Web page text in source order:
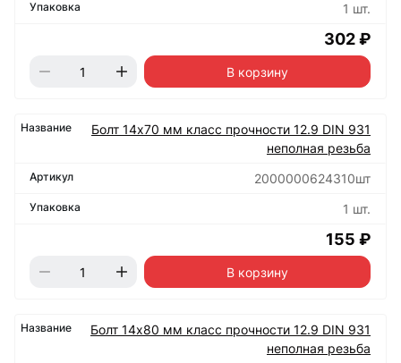
1 шт.
302 ₽
В корзину
Болт 14х70 мм класс прочности 12.9 DIN 931
неполная резьба
2000000624310шт
1 шт.
155 ₽
В корзину
Болт 14х80 мм класс прочности 12.9 DIN 931
неполная резьба